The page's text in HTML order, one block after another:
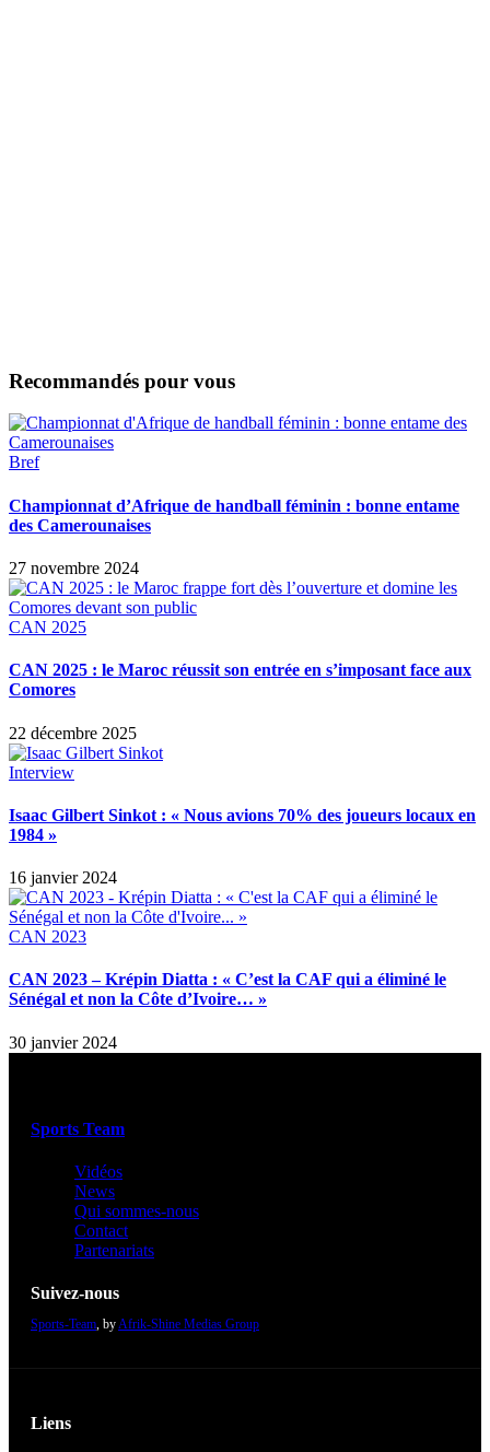
Recommandés pour vous
Bref
Championnat d’Afrique de handball féminin : bonne entame
des Camerounaises
27 novembre 2024
CAN 2025
CAN 2025 : le Maroc réussit son entrée en s’imposant face aux
Comores
22 décembre 2025
Interview
Isaac Gilbert Sinkot : « Nous avions 70% des joueurs locaux en
1984 »
16 janvier 2024
CAN 2023
CAN 2023 – Krépin Diatta : « C’est la CAF qui a éliminé le
Sénégal et non la Côte d’Ivoire… »
30 janvier 2024
Sports Team
Vidéos
News
Qui sommes-nous
Contact
Partenariats
Suivez-nous
Sports-Team , by Afrik-Shine Medias Group
Liens